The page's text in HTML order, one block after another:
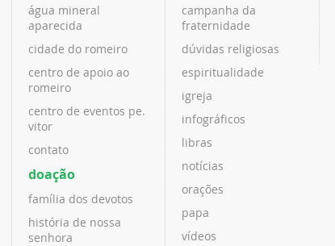
água mineral
aparecida
cidade do romeiro
centro de apoio ao
romeiro
centro de eventos pe.
vitor
contato
doação
família dos devotos
história de nossa
senhora
campanha da
fraternidade
dúvidas religiosas
espiritualidade
igreja
infográficos
libras
notícias
orações
papa
vídeos